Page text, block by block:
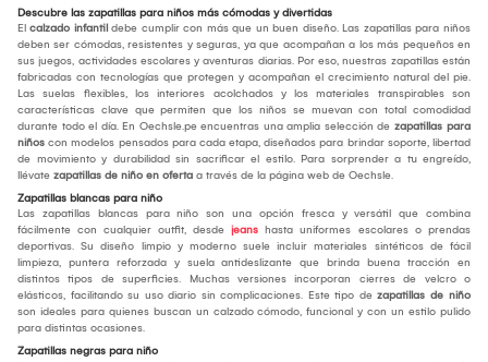
Descubre las zapatillas para niños más cómodas y divertidas
El calzado infantil debe cumplir con más que un buen diseño. Las zapatillas para niños
deben ser cómodas, resistentes y seguras, ya que acompañan a los más pequeños en
sus juegos, actividades escolares y aventuras diarias. Por eso, nuestras zapatillas están
fabricadas con tecnologías que protegen y acompañan el crecimiento natural del pie.
Las suelas flexibles, los interiores acolchados y los materiales transpirables son
características clave que permiten que los niños se muevan con total comodidad
durante todo el día. En Oechsle.pe encuentras una amplia selección de zapatillas para
niños con modelos pensados para cada etapa, diseñados para brindar soporte, libertad
de movimiento y durabilidad sin sacrificar el estilo. Para sorprender a tu engreído,
llévate zapatillas de niño en oferta a través de la página web de Oechsle.
Zapatillas blancas para niño
Las zapatillas blancas para niño son una opción fresca y versátil que combina
fácilmente con cualquier outfit, desde jeans hasta uniformes escolares o prendas
deportivas. Su diseño limpio y moderno suele incluir materiales sintéticos de fácil
limpieza, puntera reforzada y suela antideslizante que brinda buena tracción en
distintos tipos de superficies. Muchas versiones incorporan cierres de velcro o
elásticos, facilitando su uso diario sin complicaciones. Este tipo de zapatillas de niño
son ideales para quienes buscan un calzado cómodo, funcional y con un estilo pulido
para distintas ocasiones.
Zapatillas negras para niño